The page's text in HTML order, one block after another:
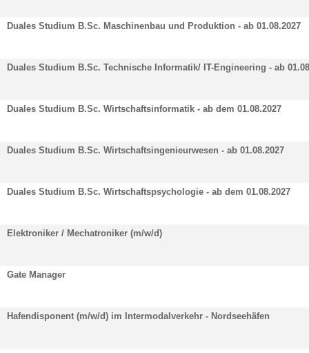
Duales Studium B.Sc. Maschinenbau und Produktion - ab 01.08.2027
Duales Studium B.Sc. Technische Informatik/ IT-Engineering - ab
Duales Studium B.Sc. Wirtschaftsinformatik - ab dem 01.08.2027
Duales Studium B.Sc. Wirtschaftsingenieurwesen - ab 01.08.2027
Duales Studium B.Sc. Wirtschaftspsychologie - ab dem 01.08.2027
Elektroniker / Mechatroniker (m/w/d)
Gate Manager
Hafendisponent (m/w/d) im Intermodalverkehr - Nordseehäfen